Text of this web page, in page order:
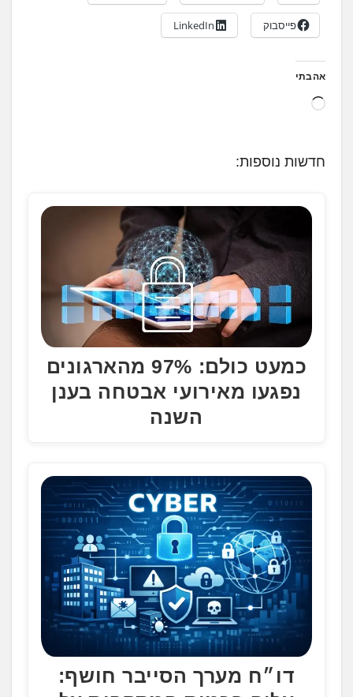
פייסבוק LinkedIn
אהבתי
ט
.
חדשות נוספות:
כמעט כולם: 97% מהארגונים
נפגעו מאירועי אבטחה בענן
השנה
דו״ח מערך הסייבר חושף: